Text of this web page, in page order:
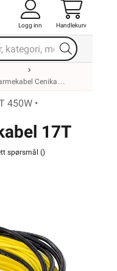
Logg inn Handlekurv
Cenika
450W •
17T
spørsmål ()